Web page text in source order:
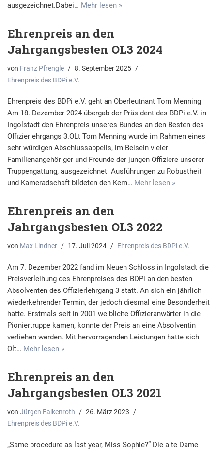
ausgezeichnet.Dabei… Mehr lesen »
Ehrenpreis an den
Jahrgangsbesten OL3 2024
von Franz Pfrengle
8. September 2025
Ehrenpreis des BDPi e.V.
Ehrenpreis des BDPi e.V. geht an Oberleutnant Tom Menning
Am 18. Dezember 2024 übergab der Präsident des BDPi e.V. in
Ingolstadt den Ehrenpreis unseres Bundes an den Besten des
Offizierlehrgangs 3.OLt Tom Menning wurde im Rahmen eines
sehr würdigen Abschlussappells, im Beisein vieler
Familienangehöriger und Freunde der jungen Offiziere unserer
Truppengattung, ausgezeichnet. Ausführungen zu Robustheit
und Kameradschaft bildeten den Kern… Mehr lesen »
Ehrenpreis an den
Jahrgangsbesten OL3 2022
von Max Lindner 17. Juli 2024 Ehrenpreis des BDPi e.V.
Am 7. Dezember 2022 fand im Neuen Schloss in Ingolstadt die
Preisverleihung des Ehrenpreises des BDPi an den besten
Absolventen des Offizierlehrgang 3 statt. An sich ein jährlich
wiederkehrender Termin, der jedoch diesmal eine Besonderheit
hatte. Erstmals seit in 2001 weibliche Offizieranwärter in die
Pioniertruppe kamen, konnte der Preis an eine Absolventin
verliehen werden. Mit hervorragenden Leistungen hatte sich
Olt… Mehr lesen »
Ehrenpreis an den
Jahrgangsbesten OL3 2021
von Jürgen Falkenroth
26. März 2023
Ehrenpreis des BDPi e.V.
„Same procedure as last year, Miss Sophie?“ Die alte Dame